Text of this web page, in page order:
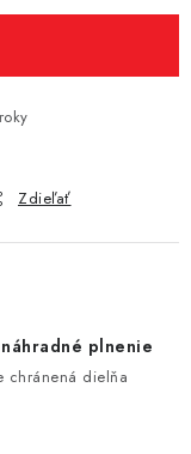
Zdieľať
plnenie
chránená dielňa